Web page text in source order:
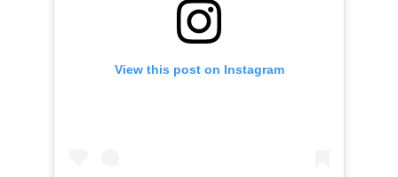
View this post on Instagram